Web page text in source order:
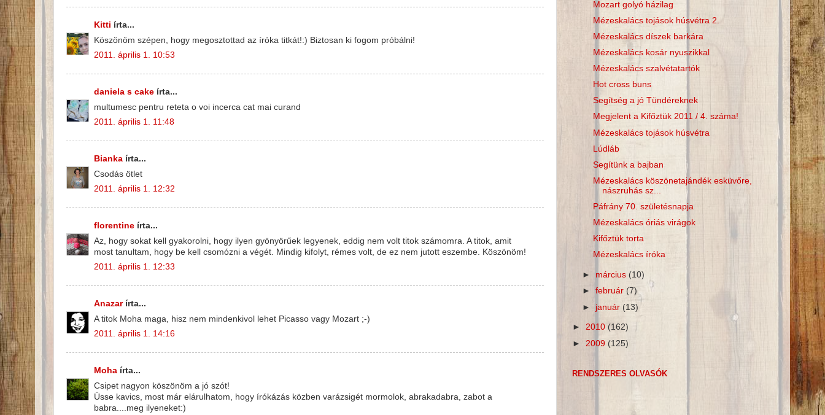
Kitti írta...
Köszönöm szépen, hogy megosztottad az íróka titkát!:) Biztosan ki fogom próbálni!
2011. április 1. 10:53
daniela s cake írta...
multumesc pentru reteta o voi incerca cat mai curand
2011. április 1. 11:48
Bianka írta...
Csodás ötlet
2011. április 1. 12:32
florentine írta...
Az, hogy sokat kell gyakorolni, hogy ilyen gyönyörűek legyenek, eddig nem volt titok számomra. A titok, amit
most tanultam, hogy be kell csomózni a végét. Mindig kifolyt, rémes volt, de ez nem jutott eszembe. Köszönöm!
2011. április 1. 12:33
Anazarírta...
A titok Moha maga, hisz nem mindenkivol lehet Picasso vagy Mozart ;-)
2011. április 1. 14:16
Moha írta...
Csipet nagyon köszönöm a jó szót!
Üsse kavics, most már elárulhatom, hogy írókázás közben varázsigét mormolok, abrakadabra, zabot a
babra....meg ilyeneket:)
Mozart golyó házilag
Mézeskalács tojások húsvétra 2.
Mézeskalács díszek barkára
Mézeskalács kosár nyuszikkal
Mézeskalács szalvétatartók
Hot cross buns
Segítség a jó Tündéreknek
Megjelent a Kifőztük 2011 / 4. száma!
Mézeskalács tojások húsvétra
Lúdláb
Segítünk a bajban
Mézeskalács köszönetajándék esküvőre,
nászruhás sz...
Páfrány 70. születésnapja
Mézeskalács óriás virágok
Kifőztük torta
Mézeskalács íróka
► március(10)
►február (7)
► január (13)
► 2010 (162)
► 2009 (125)
RENDSZERES OLVASÓK